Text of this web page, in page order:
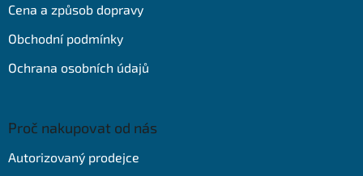
Cena a způsob dopravy
Obchodní podmínky
Ochrana osobních údajů
Proč nakupovat od nás
Autorizovaný prodejce